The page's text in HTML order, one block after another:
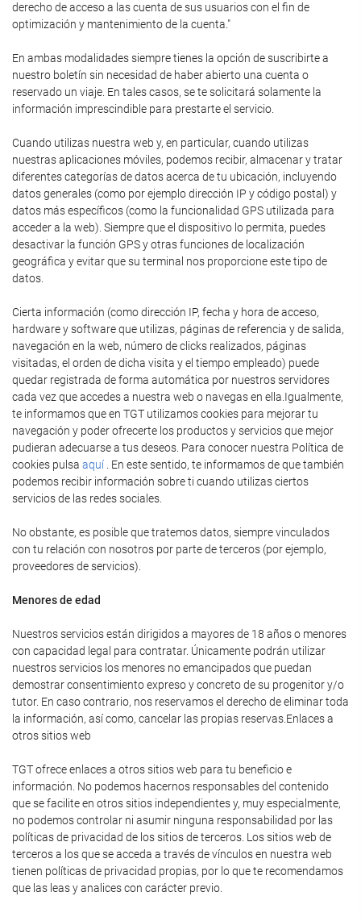
derecho de acceso a las cuenta de sus usuarios con el fin de
optimización y mantenimiento de la cuenta."
En ambas modalidades siempre tienes la opción de suscribirte a
nuestro boletín sin necesidad de haber abierto una cuenta o
reservado un viaje. En tales casos, se te solicitará solamente la
información imprescindible para prestarte el servicio.
Cuando utilizas nuestra web y, en particular, cuando utilizas
nuestras aplicaciones móviles, podemos recibir, almacenar y tratar
diferentes categorías de datos acerca de tu ubicación, incluyendo
datos generales (como por ejemplo dirección IP y código postal) y
datos más específicos (como la funcionalidad GPS utilizada para
acceder a la web). Siempre que el dispositivo lo permita, puedes
desactivar la función GPS y otras funciones de localización
geográfica y evitar que su terminal nos proporcione este tipo de
datos.
Cierta información (como dirección IP, fecha y hora de acceso,
hardware y software que utilizas, páginas de referencia y de salida,
navegación en la web, número de clicks realizados, páginas
visitadas, el orden de dicha visita y el tiempo empleado) puede
quedar registrada de forma automática por nuestros servidores
cada vez que accedes a nuestra web o navegas en ella.Igualmente,
te informamos que en TGT utilizamos cookies para mejorar tu
navegación y poder ofrecerte los productos y servicios que mejor
pudieran adecuarse a tus deseos. Para conocer nuestra Política de
cookies pulsa aquí . En este sentido, te informamos de que también
podemos recibir información sobre ti cuando utilizas ciertos
servicios de las redes sociales.
No obstante, es posible que tratemos datos, siempre vinculados
con tu relación con nosotros por parte de terceros (por ejemplo,
proveedores de servicios).
Menores de edad
Nuestros servicios están dirigidos a mayores de 18 años o menores
con capacidad legal para contratar. Únicamente podrán utilizar
nuestros servicios los menores no emancipados que puedan
demostrar consentimiento expreso y concreto de su progenitor y/o
tutor. En caso contrario, nos reservamos el derecho de eliminar toda
la información, así como, cancelar las propias reservas.Enlaces a
otros sitios web
TGT ofrece enlaces a otros sitios web para tu beneficio e
información. No podemos hacernos responsables del contenido
que se facilite en otros sitios independientes y, muy especialmente,
no podemos controlar ni asumir ninguna responsabilidad por las
políticas de privacidad de los sitios de terceros. Los sitios web de
terceros a los que se acceda a través de vínculos en nuestra web
tienen políticas de privacidad propias, por lo que te recomendamos
que las leas y analices con carácter previo.